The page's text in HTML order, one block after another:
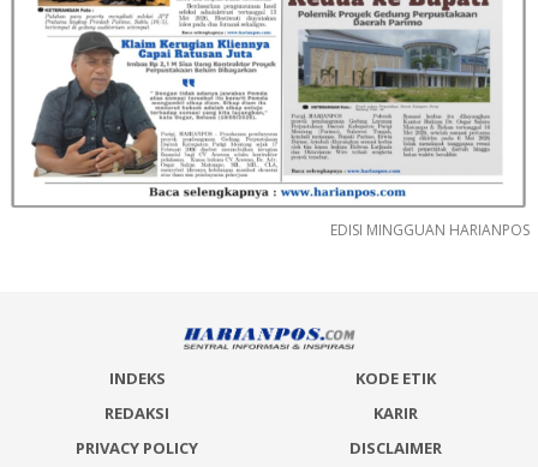
EDISI MINGGUAN HARIANPOS
INDEKS
KODE ETIK
REDAKSI
KARIR
PRIVACY POLICY
DISCLAIMER